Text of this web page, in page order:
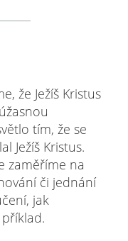
že Ježíš Kristus
tím, že se
Ježíš Kristus.
zaměříme na
či jednání
jak